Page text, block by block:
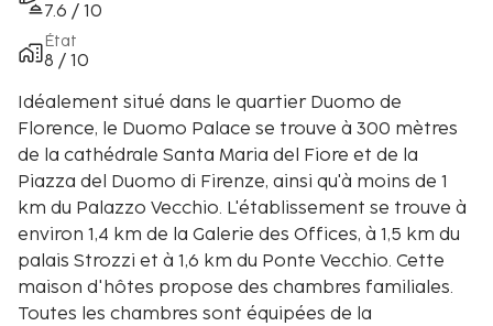
7.6 / 10
État
8 / 10
Idéalement situé dans le quartier Duomo de
Florence, le Duomo Palace se trouve à 300 mètres
de la cathédrale Santa Maria del Fiore et de la
Piazza del Duomo di Firenze, ainsi qu'à moins de 1
km du Palazzo Vecchio. L'établissement se trouve à
environ 1,4 km de la Galerie des Offices, à 1,5 km du
palais Strozzi et à 1,6 km du Ponte Vecchio. Cette
maison d'hôtes propose des chambres familiales.
Toutes les chambres sont équipées de la